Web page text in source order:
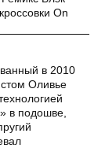
On
в 2010
Оливье
в подошве,